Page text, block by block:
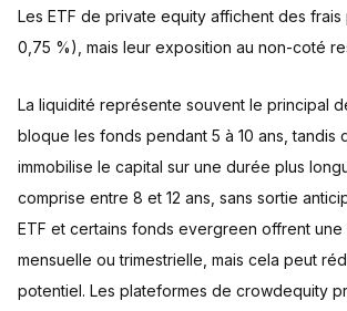
Les ETF de private equity affichent des frais
0,75 %), mais leur exposition au non-coté
La liquidité représente souvent le principal
bloque les fonds pendant 5 à 10 ans, tandis
immobilise le capital sur une durée plus
comprise entre 8 et 12 ans, sans sortie
ETF et certains fonds evergreen offrent une
mensuelle ou trimestrielle, mais cela peut
potentiel. Les plateformes de crowdequity